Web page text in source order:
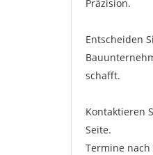
Präzision.
Entscheiden
schafft.
Kontaktieren
Seite.
Termine